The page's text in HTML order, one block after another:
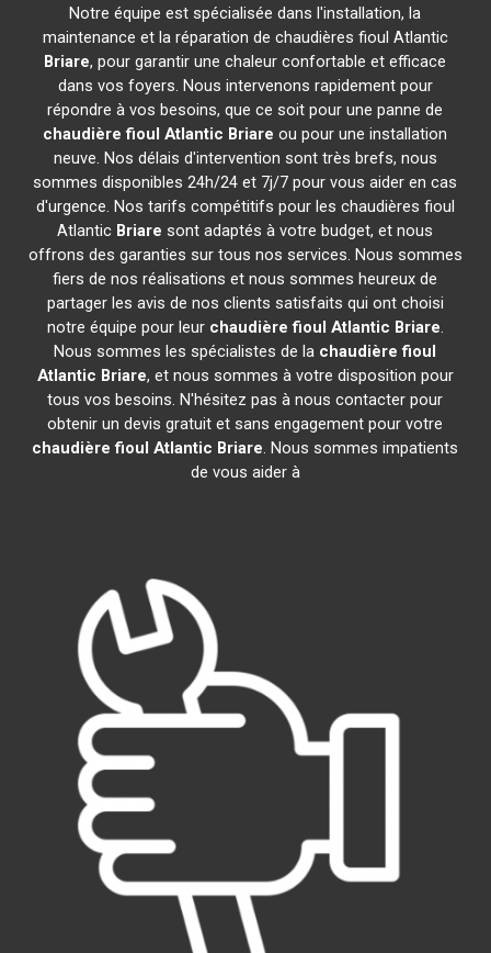
Notre équipe est spécialisée dans l'installation, la
maintenance et la réparation de chaudières fioul Atlantic
Briare, pour garantir une chaleur confortable et efficace
dans vos foyers. Nous intervenons rapidement pour
répondre à vos besoins, que ce soit pour une panne de
chaudière fioul Atlantic Briare ou pour une installation
neuve. Nos délais d'intervention sont très brefs, nous
sommes disponibles 24h/24 et 7j/7 pour vous aider en cas
d'urgence. Nos tarifs compétitifs pour les chaudières fioul
Atlantic Briare sont adaptés à votre budget, et nous
offrons des garanties sur tous nos services. Nous sommes
fiers de nos réalisations et nous sommes heureux de
partager les avis de nos clients satisfaits qui ont choisi
notre équipe pour leur chaudière fioul Atlantic Briare.
Nous sommes les spécialistes de la chaudière fioul
Atlantic Briare, et nous sommes à votre disposition pour
tous vos besoins. N'hésitez pas à nous contacter pour
obtenir un devis gratuit et sans engagement pour votre
chaudière fioul Atlantic Briare. Nous sommes impatients
de vous aider à